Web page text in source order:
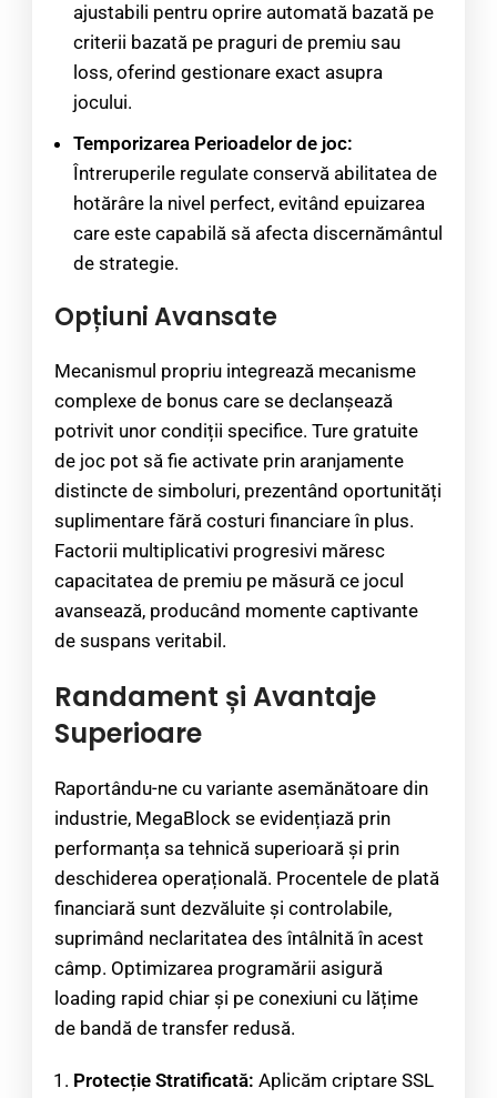
ajustabili pentru oprire automată bazată pe
criterii bazată pe praguri de premiu sau
loss, oferind gestionare exact asupra
jocului.
Temporizarea Perioadelor de joc:
Întreruperile regulate conservă abilitatea de
hotărâre la nivel perfect, evitând epuizarea
care este capabilă să afecta discernământul
de strategie.
Opțiuni Avansate
Mecanismul propriu integrează mecanisme
complexe de bonus care se declanșează
potrivit unor condiții specifice. Ture gratuite
de joc pot să fie activate prin aranjamente
distincte de simboluri, prezentând oportunități
suplimentare fără costuri financiare în plus.
Factorii multiplicativi progresivi măresc
capacitatea de premiu pe măsură ce jocul
avansează, producând momente captivante
de suspans veritabil.
Randament și Avantaje
Superioare
Raportându-ne cu variante asemănătoare din
industrie, MegaBlock se evidențiază prin
performanța sa tehnică superioară și prin
deschiderea operațională. Procentele de plată
financiară sunt dezvăluite și controlabile,
suprimând neclaritatea des întâlnită în acest
câmp. Optimizarea programării asigură
loading rapid chiar și pe conexiuni cu lățime
de bandă de transfer redusă.
Protecție Stratificată: Aplicăm criptare SSL